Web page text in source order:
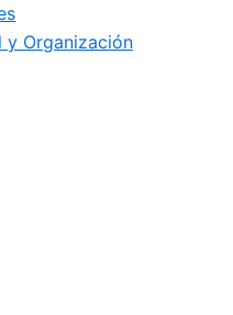
y Organización